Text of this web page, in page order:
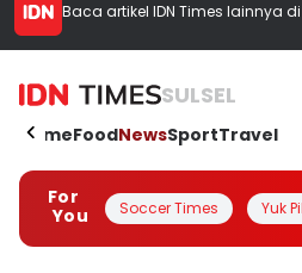
Baca artikel IDN Times lainnya di
SULSEL
HomeFoodNewsSportTravel
For
You
Soccer Times Yuk